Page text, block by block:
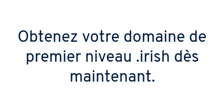
Obtenez votre domaine de
premier niveau .irish dès
maintenant.